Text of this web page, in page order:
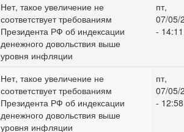
Нет, такое увеличение не
соответствует требованиям
Президента РФ об индексации
денежного довольствия выше
уровня инфляции
пт,
07/05/
- 14:11
Нет, такое увеличение не
соответствует требованиям
Президента РФ об индексации
денежного довольствия выше
уровня инфляции
пт,
07/05/
- 12:58